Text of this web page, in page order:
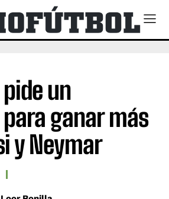
un
ganar más
y Neymar